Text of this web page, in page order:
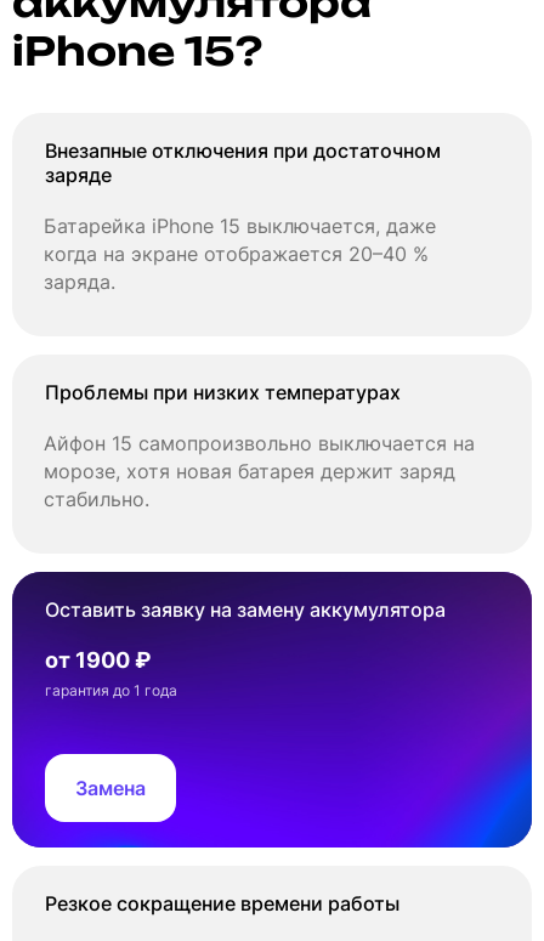
iPhone 15?
Внезапные отключения при достаточном
заряде
Батарейка iPhone 15 выключается, даже
когда на экране отображается 20–40 %
заряда.
Проблемы при низких температурах
Айфон 15 самопроизвольно выключается на
морозе, хотя новая батарея держит заряд
стабильно.
Оставить заявку на замену аккумулятора
от 1900 ₽
гарантия до 1 года
Замена
Резкое сокращение времени работы